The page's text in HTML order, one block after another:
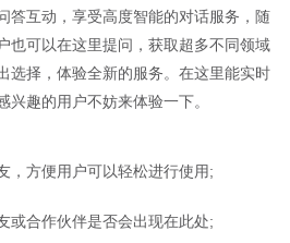
答互动，享受高度智能的对话服务，随
也可以在这里提问，获取超多不同领域
选择，体验全新的服务。在这里能实时
趣的用户不妨来体验一下。
，方便用户可以轻松进行使用;
或合作伙伴是否会出现在此处;